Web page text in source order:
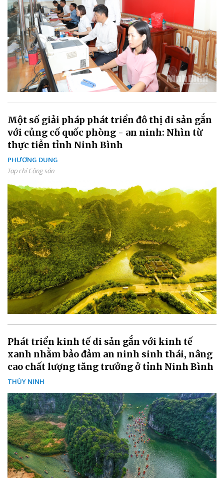
Một số giải pháp phát triển đô thị di sản gắn
với củng cố quốc phòng - an ninh: Nhìn từ
thực tiễn tỉnh Ninh Bình
PHƯƠNG DUNG
Tạp chí Cộng sản
Phát triển kinh tế di sản gắn với kinh tế
xanh nhằm bảo đảm an ninh sinh thái, nâng
cao chất lượng tăng trưởng ở tỉnh Ninh Bình
THÙY NINH